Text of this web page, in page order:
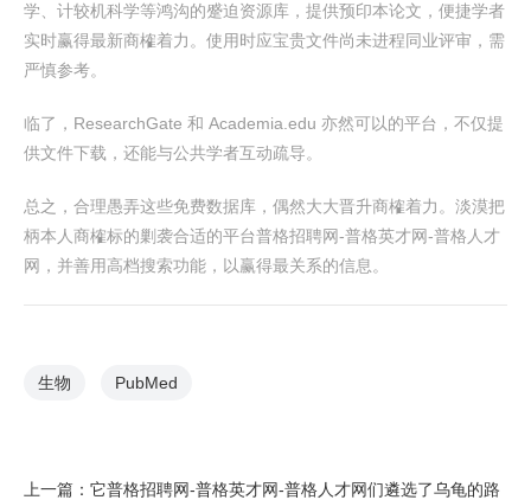
学、计较机科学等鸿沟的蹙迫资源库，提供预印本论文，便捷学者
实时赢得最新商榷着力。使用时应宝贵文件尚未进程同业评审，需
严慎参考。
临了，ResearchGate 和 Academia.edu 亦然可以的平台，不仅提
供文件下载，还能与公共学者互动疏导。
总之，合理愚弄这些免费数据库，偶然大大晋升商榷着力。淡漠把
柄本人商榷标的剿袭合适的平台普格招聘网-普格英才网-普格人才
网，并善用高档搜索功能，以赢得最关系的信息。
生物 PubMed
上一篇： 它普格招聘网-普格英才网-普格人才网们遴选了乌龟的路